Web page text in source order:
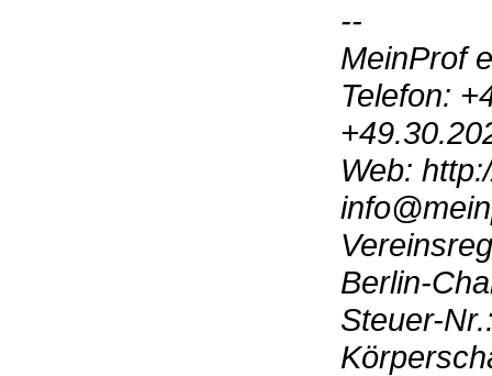
--
MeinProf
Telefon:
Web:
Berlin-
Steuer-